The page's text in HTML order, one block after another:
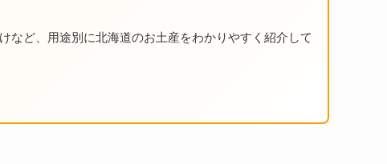
など、用途別に北海道のお土産をわかりやすく紹介して